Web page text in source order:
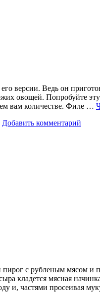
его версии. Ведь он
овощей. Попробуйте
вам количестве. Филе …
Добавить комментарий
с рубленым мясом и
кладется мясная
и, частями просеивая